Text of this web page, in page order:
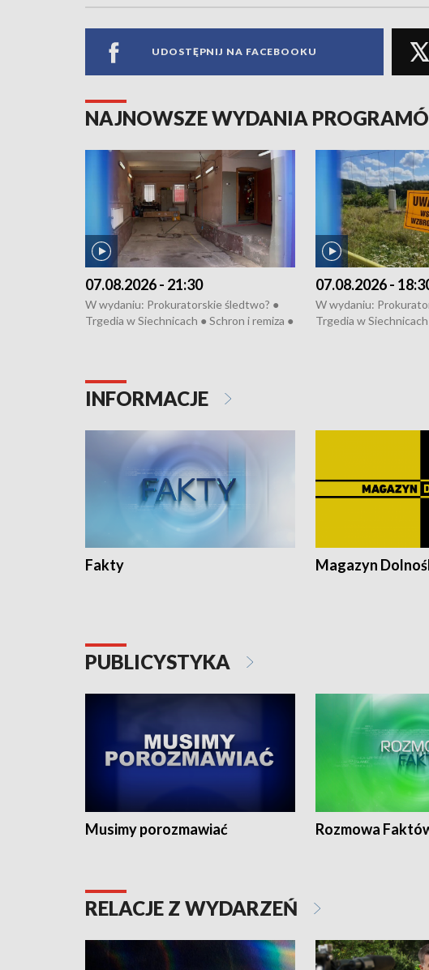
UDOSTĘPNIJ NA FACEBOOKU
NAJNOWSZE WYDANIA
07.08.2026 - 21:30
W wydaniu: Prokuratorskie śledtwo? ●
Trgedia w Siechnicach ● Schron i remiza ●
● Odbudowa po powodzi ● Filmowy
Lubomierz
07.08.2026 -
W wydaniu:
Trgedia w
INFORMACJE
Fakty Magazyn
PUBLICYSTYKA
Musimy porozmawiać Rozmowa
RELACJE Z WYDARZEŃ